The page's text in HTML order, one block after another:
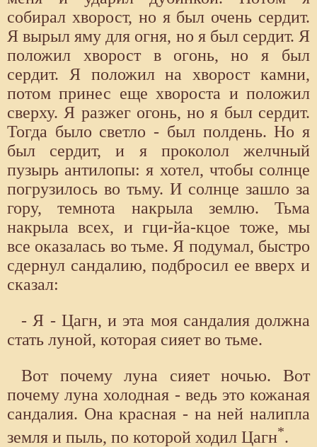
собирал хворост, но я был очень сердит.
Я вырыл яму для огня, но я был сердит. Я
положил хворост в огонь, но я был
сердит. Я положил на хворост камни,
потом принес еще хвороста и положил
сверху. Я разжег огонь, но я был сердит.
Тогда было светло - был полдень. Но я
был сердит, и я проколол желчный
пузырь антилопы: я хотел, чтобы солнце
погрузилось во тьму. И солнце зашло за
гору, темнота накрыла землю. Тьма
накрыла всех, и гци-йа-кцое тоже, мы
все оказалась во тьме. Я подумал, быстро
сдернул сандалию, подбросил ее вверх и
сказал:
- Я - Цагн, и эта моя сандалия должна
стать луной, которая сияет во тьме.
Вот почему луна сияет ночью. Вот
почему луна холодная - ведь это кожаная
сандалия. Она красная - на ней налипла
земля и пыль, по которой ходил Цагн*.